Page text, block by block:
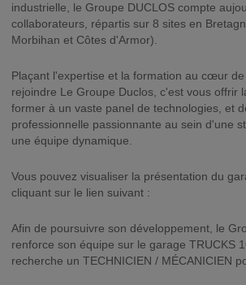
industrielle, le Groupe DUCLOS compte
collaborateurs, répartis sur 8 sites en
Morbihan et Côtes d'Armor).
Plaçant l'expertise et la formation au cœur de
rejoindre Le Groupe Duclos, c'est vous offrir
former à un vaste panel de technologies, et
professionnelle passionnante au sein d'une
une équipe dynamique.
Vous pouvez visualiser la présentation du
cliquant sur le lien suivant :
Afin de poursuivre son développement, le
renforce son équipe sur le garage TRUCKS
recherche un TECHNICIEN / MÉCANICIEN